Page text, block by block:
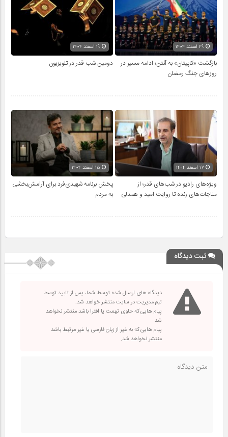
بازگشت «کاپیتان» به آنتن؛ ادامه مسیر در
روزهای جنگ رمضان
دومین شب قدر در تلویزیون
۱۷ اسفند ۱۴۰۴
ویژه‌های رادیو در شب‌های قدر؛ از
مناجات‌های زنده تا روایت امید و همدلی
پخش برنامه شهیدی‌فرد برای آرامش‌بخشی
به مردم
ثبت دیدگاه
دیدگاه های ارسال شده توسط شما، پس از تایید توسط
تیم مدیریت در سایت منتشر خواهد شد.
پیام هایی که حاوی تهمت یا افترا باشد منتشر نخواهد
شد.
پیام هایی که به غیر از زبان فارسی یا غیر مرتبط باشد
منتشر نخواهد شد.